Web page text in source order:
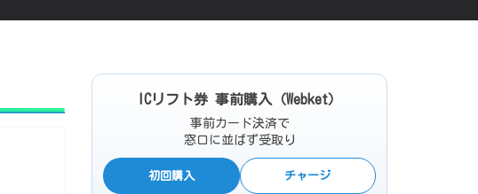
ICリフト券 事前購入（Webket）
事前カード決済で
窓口に並ばず受取り
初回購入 チャージ